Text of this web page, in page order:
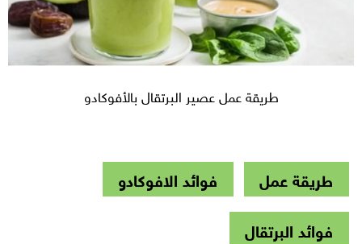
طريقة عمل عصير البرتقال بالأفوكادو
طريقة عمل
فوائد الافوكادو
فوائد البرتقال